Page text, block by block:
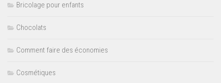
Bricolage pour enfants
Chocolats
Comment faire des économies
Cosmétiques